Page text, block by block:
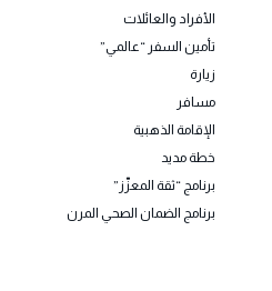
الأفراد والعائلات
تأمين السفر “عالمي”
زيارة
مسافر
الإقامة الذهبية
خطة مديد
برنامج “ثقة المعزّز”
برنامج الضمان الصحي المرن